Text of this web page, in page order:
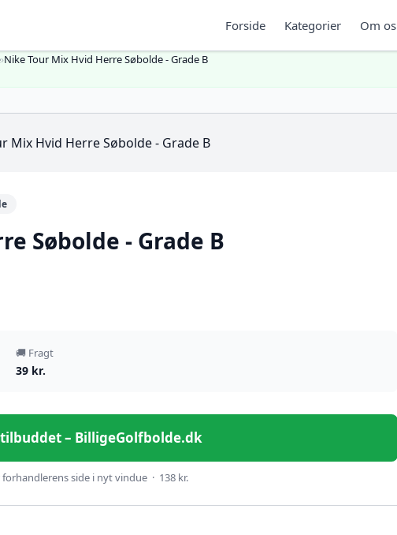
Forside Kategorier Om os
›Nike Tour Mix Hvid Herre Søbolde - Grade B
Søbolde - Grade B
🚚 Fragt
39 kr.
tilbuddet – BilligeGolfbolde.dk
side i nyt vindue · 138 kr.